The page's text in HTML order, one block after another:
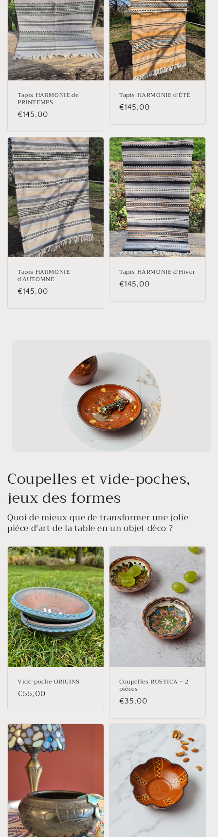
Tapis HARMONIE de
PRINTEMPS
Prix
€145,00
Tapis HARMONIE d'ÉTÉ
Prix
€145,00
Tapis HARMONIE
d'AUTOMNE
Prix
€145,00
Tapis HARMONIE d'Hiver
Prix
€145,00
Coupelles et vide-poches,
jeux des formes
Quoi de mieux que de transformer une jolie
pièce d'art de la table en un objet déco ?
Vide-poche ORIGINS
Prix
€55,00
Coupelles RUSTICA ~ 2
pièces
Prix
€35,00